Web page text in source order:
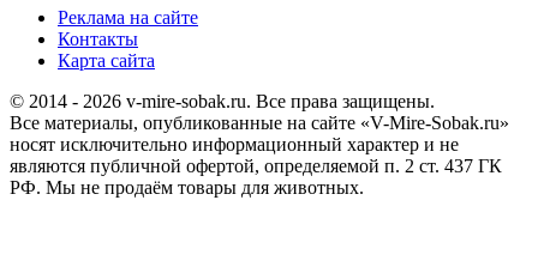
Реклама на сайте
Контакты
Карта сайта
© 2014 - 2026 v-mire-sobak.ru. Все права защищены.
Все материалы, опубликованные на сайте «V-Mire-Sobak.ru»
носят исключительно информационный характер и не
являются публичной офертой, определяемой п. 2 ст. 437 ГК
РФ. Мы не продаём товары для животных.